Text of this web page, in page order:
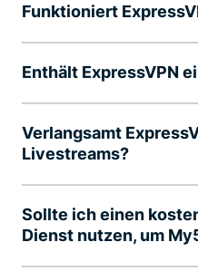
Funktioniert
Enthält ExpressVPN
Verlangsamt
Livestreams?
Sollte ich einen
Dienst nutzen, um